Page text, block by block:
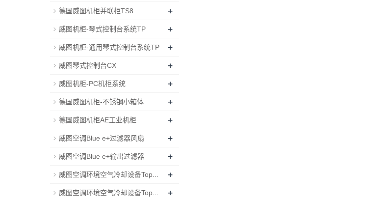
德国威图机柜并联柜TS8 +
威图机柜-琴式控制台系统TP +
威图机柜-通用琴式控制台系统TP +
威图琴式控制台CX +
威图机柜-PC机柜系统 +
德国威图机柜-不锈钢小箱体 +
德国威图机柜AE工业机柜 +
威图空调Blue e+过滤器风扇 +
威图空调Blue e+输出过滤器 +
威图空调环境空气冷却设备Top... +
威图空调环境空气冷却设备Top... +